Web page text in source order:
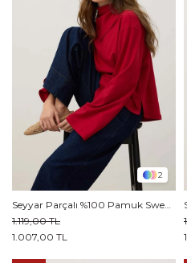
2
1.007,00 TL
1.119,00 TL